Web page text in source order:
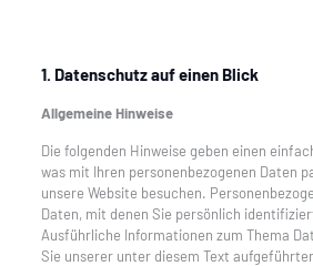
1. Datenschutz auf einen Blick
Allgemeine Hinweise
Die folgenden Hinweise geben einen
was mit Ihren personenbezogenen Daten
unsere Website besuchen.
Daten, mit denen Sie persönlich
Ausführliche Informationen zum Thema
Sie unserer unter diesem Text